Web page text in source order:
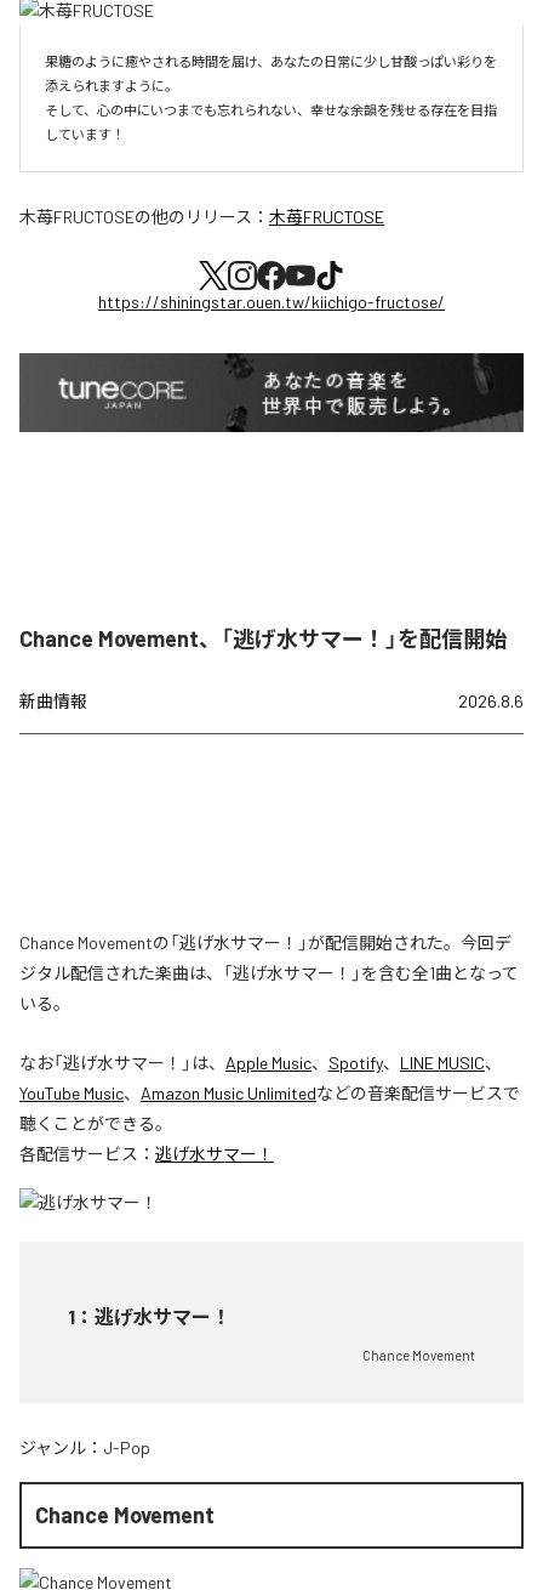
果糖のように癒やされる時間を届け、あなたの日常に少し甘酸っぱい彩りを
添えられますように。
そして、心の中にいつまでも忘れられない、幸せな余韻を残せる存在を目指
しています！
木苺FRUCTOSEの他のリリース： 木苺FRUCTOSE
https://shiningstar.ouen.tw/kiichigo-fructose/
Chance Movement、「逃げ水サマー！」を配信開始
新曲情報 2026.8.6
Chance Movementの「逃げ水サマー！」が配信開始された。今回デ
ジタル配信された楽曲は、「逃げ水サマー！」を含む全1曲となって
いる。
なお「逃げ水サマー！ 」は、 Apple Music、 Spotify、 LINE MUSIC、
YouTube Music、 Amazon Music Unlimitedなどの音楽配信サービスで
聴くことができる。
各配信サービス： 逃げ水サマー！
1 ： 逃げ水サマー！
Chance Movement
ジャンル： J-Pop
Chance Movement